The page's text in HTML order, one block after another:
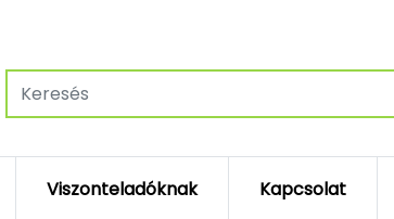
Viszonteladóknak Kapcsolat